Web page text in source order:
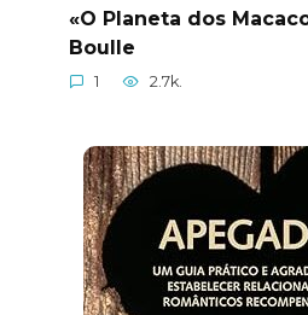
«O Planeta dos
Boulle
1 2.7k.